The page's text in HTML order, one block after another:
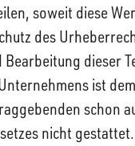
soweit diese
des
Bearbeitung dieser
ist
schon
nicht gestattet.